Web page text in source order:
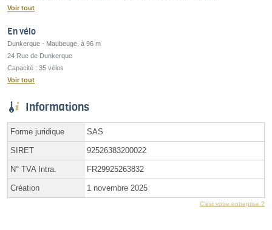
Voir tout
En vélo
Dunkerque - Maubeuge, à 96 m
24 Rue de Dunkerque
Capacité : 35 vélos
Voir tout
Informations
Forme juridique SAS
SIRET 92526383200022
N° TVA Intra. FR29925263832
Création 1 novembre 2025
C'est votre entreprise ?